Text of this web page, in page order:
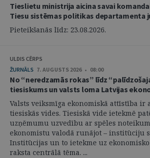
Tieslietu ministrija aicina savai
Tiesu sistēmas politikas departamenta
Pieteikšanās līdz: 23.08.2026.
ULDIS CĒRPS
ŽURNĀLS 7. AUGUSTS 2026 • 08:00
No “neredzamās rokas” līdz
tiesiskums un valsts loma Latvijas
Valsts veiksmīga ekonomiskā attīstība ir
tiesiskās vides. Tiesiskā vide ietekmē
uzņēmumu uzvedību ar spēles
ekonomistu valodā runājot – institūciju
Institūcijas un to ietekme uz
raksta centrālā tēma. ...